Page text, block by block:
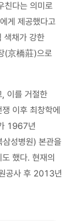
친다는 의미로
게 제공했다고
색채가 강한
(京橋莊)으로
, 이를 거절한
이후 최창학에
1967년
삼성병원) 본관을
했다. 현재의
공사 후 2013년